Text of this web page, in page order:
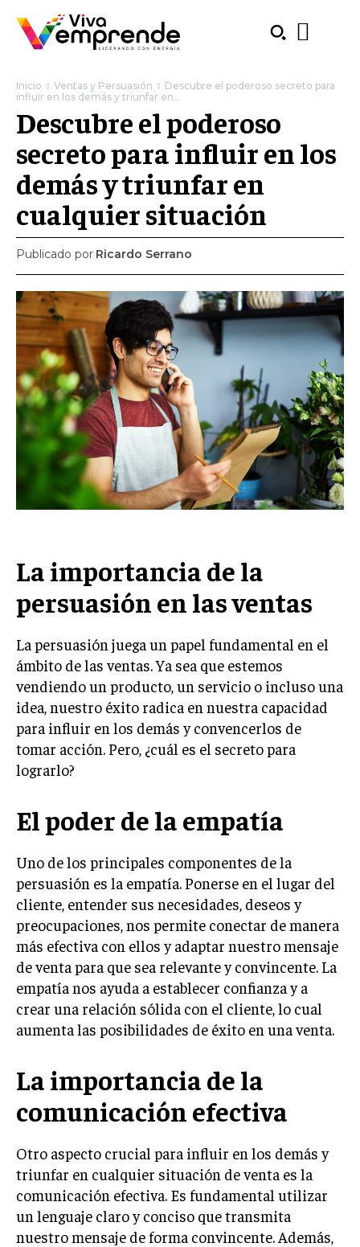
SUBSCRIBE
Welcome to Liberty Case
We have a curated list of the most noteworthy news from all
across the globe. With any subscription plan, you get access
to exclusive articlesthat let you stay ahead of the curve.
Your Profile
NEWS LIFESTYLE PUBLIC OPINION
LIFESTYLE
MARKETING
AGENCIAS DE MARKETING
AGENCIAS DE POSICIONAMIENTO WEB SEO
VENTA DE ENLACES
MARKETING DIGITAL
PUBLICIDAD
VENTAS Y PERSUASIÓN
GESTIÓN DE PRODUCTOS
COMUNICACIÓN CORPORATIVA
INVESTIGACIÓN DE MERCADO
ANÁLISIS DE COMPETENCIA
GESTIÓN DE CLIENTES
EMPRENDIMIENTO
INNOVACIÓN EMPRESARIAL
GESTIÓN DEL CAMBIO
Inicio Ventas y Persuasión
Descubre el poderoso secreto para
influir en los demás y triunfar en...
Descubre el poderoso
secreto para influir en los
demás y triunfar en
cualquier situación
Publicado por Ricardo Serrano
La importancia de la
persuasión en las ventas
La persuasión juega un papel fundamental en el
ámbito de las ventas. Ya sea que estemos
vendiendo un producto, un servicio o incluso una
idea, nuestro éxito radica en nuestra capacidad
para influir en los demás y convencerlos de
tomar acción. Pero, ¿cuál es el secreto para
lograrlo?
El poder de la empatía
Uno de los principales componentes de la
persuasión es la empatía. Ponerse en el lugar del
cliente, entender sus necesidades, deseos y
preocupaciones, nos permite conectar de manera
más efectiva con ellos y adaptar nuestro mensaje
de venta para que sea relevante y convincente. La
empatía nos ayuda a establecer confianza y a
crear una relación sólida con el cliente, lo cual
aumenta las posibilidades de éxito en una venta.
La importancia de la
comunicación efectiva
Otro aspecto crucial para influir en los demás y
triunfar en cualquier situación de venta es la
comunicación efectiva. Es fundamental utilizar
un lenguaje claro y conciso que transmita
nuestro mensaje de forma convincente. Además,